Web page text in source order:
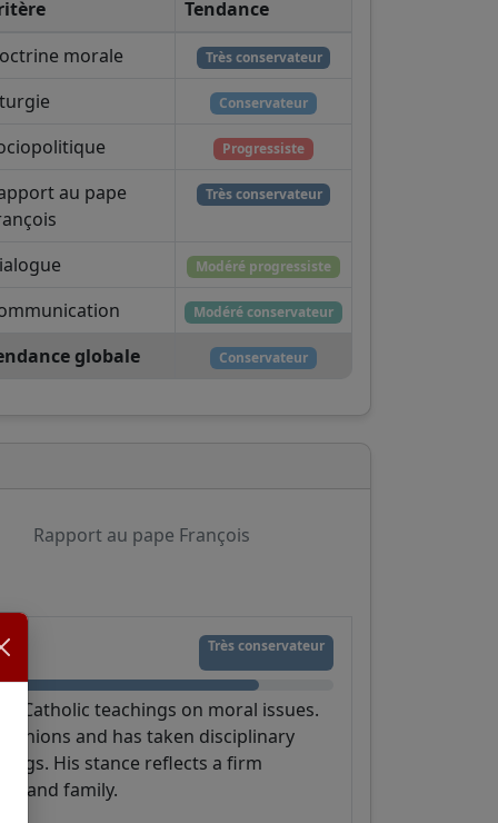
Tendance
morale
Très conservateur
Conservateur
Progressiste
au pape
Très conservateur
Modéré progressiste
Modéré conservateur
globale Conservateur
Rapport au pape François
Très conservateur
Catholic teachings on moral issues.
unions and has taken disciplinary
His stance reflects a firm
and family.